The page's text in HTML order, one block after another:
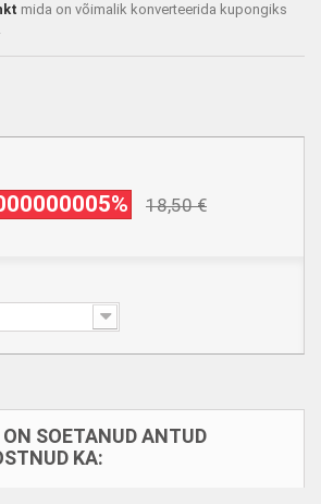
mida on võimalik konverteerida kupongiks
.
18,50 €
ON SOETANUD ANTUD
KA: